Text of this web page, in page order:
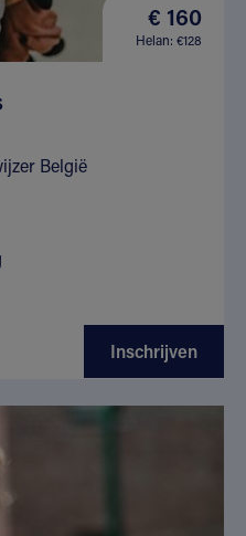
€ 160
Helan: €128
België
Inschrijven